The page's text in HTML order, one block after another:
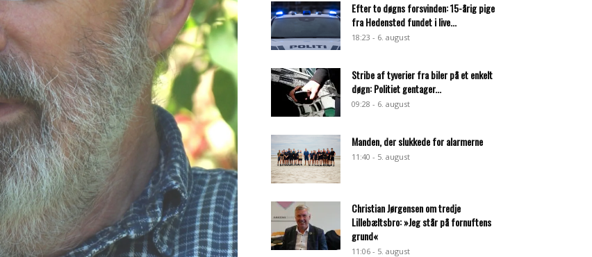
Efter to døgns forsvinden: 15-årig pige
fra Hedensted fundet i live...
18:23 - 6. august
Stribe af tyverier fra biler på et enkelt
døgn: Politiet gentager...
09:28 - 6. august
Manden, der slukkede for alarmerne
11:40 - 5. august
Christian Jørgensen om tredje
Lillebæltsbro: »Jeg står på fornuftens
grund«
11:06 - 5. august